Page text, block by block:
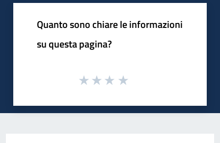
Quanto sono chiare le informazioni
su questa pagina?